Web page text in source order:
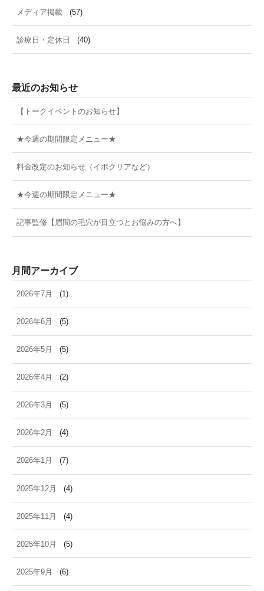
メディア掲載 (57)
診療日・定休日 (40)
最近のお知らせ
【トークイベントのお知らせ】
★今週の期間限定メニュー★
料金改定のお知らせ（イボクリアなど）
★今週の期間限定メニュー★
記事監修【眉間の毛穴が目立つとお悩みの方へ】
月間アーカイブ
2026年7月 (1)
2026年6月 (5)
2026年5月 (5)
2026年4月 (2)
2026年3月 (5)
2026年2月 (4)
2026年1月 (7)
2025年12月 (4)
2025年11月 (4)
2025年10月 (5)
2025年9月 (6)